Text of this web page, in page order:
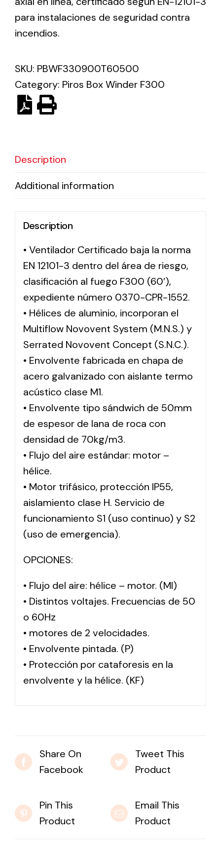
Variety of solar solutions for all kinds of needs.
para instalaciones de seguridad contra
incendios.
SKU: PBWF330900T60500
Category: Piros Box Winder F300
Description
Additional information
Description
• Ventilador Certificado baja la norma
EN 12101-3 dentro del área de riesgo,
clasificación al fuego F300 (60′),
expediente número 0370-CPR-1552.
• Hélices de aluminio, incorporan el
Multiflow Novovent System (M.N.S.) y
Serrated Novovent Concept (S.N.C.).
• Envolvente fabricada en chapa de
acero galvanizado con aislante termo
acústico clase M1.
• Envolvente tipo sándwich de 50mm
de espesor de lana de roca con
densidad de 70kg/m3.
• Flujo del aire estándar: motor –
hélice.
• Motor trifásico, protección IP55,
aislamiento clase H. Servicio de
funcionamiento S1 (uso continuo) y S2
(uso de emergencia).
OPCIONES:
• Flujo del aire: hélice – motor. (MI)
• Distintos voltajes. Frecuencias de 50
o 60Hz
• motores de 2 velocidades.
• Envolvente pintada. (P)
• Protección por cataforesis en la
envolvente y la hélice. (KF)
Share On
Facebook
Tweet This
Product
Pin This
Product
Email This
Product